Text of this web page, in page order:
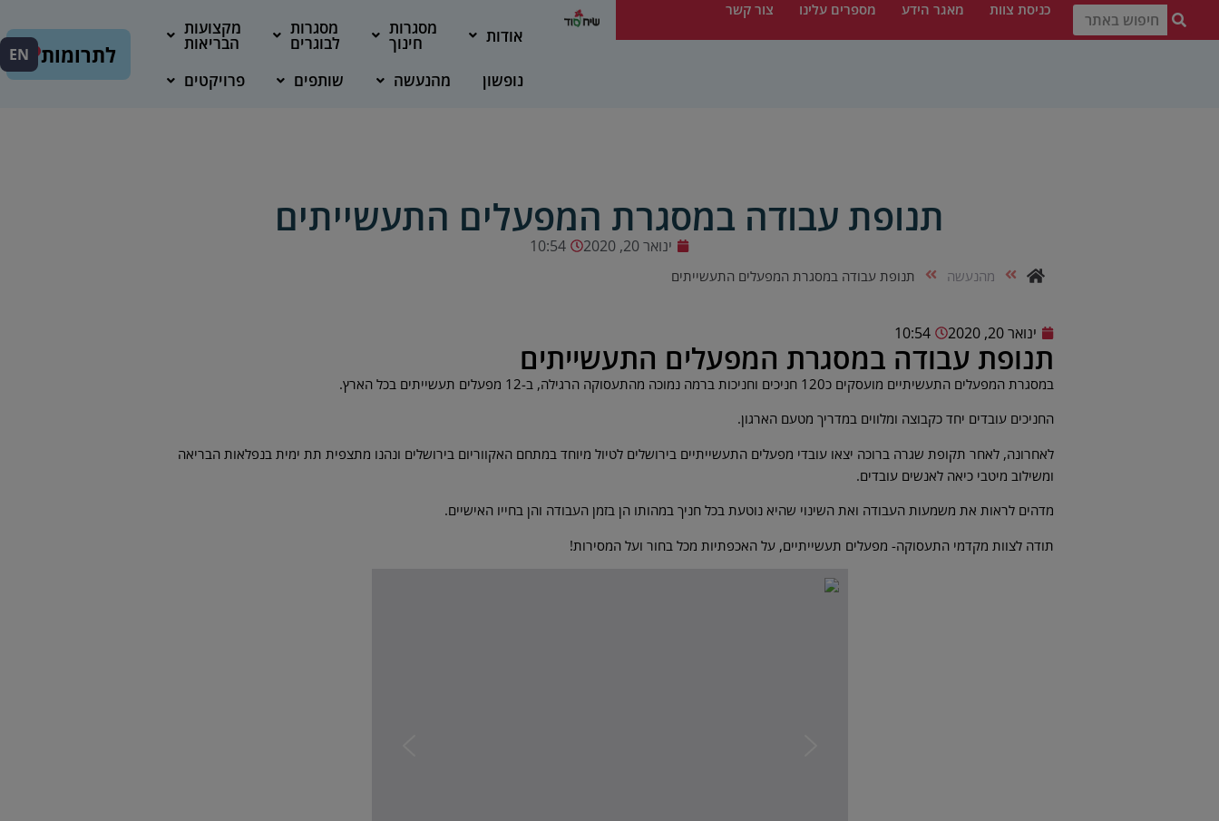
כניסת צוות מאגר הידע מספרים עלינו צור קשר
אודות מסגרות
חינוך
מסגרות
לבוגרים
מקצועות
הבריאות
נופשון
מהנעשה שותפים פרויקטים
לתרומות EN
תנופת עבודה במסגרת המפעלים התעשייתים
ינואר 20, 2020 10:54
מהנעשה תנופת עבודה במסגרת המפעלים התעשייתים
ינואר 20, 2020 10:54
תנופת עבודה במסגרת המפעלים התעשייתים
במסגרת המפעלים התעשיתיים מועסקים כ120 חניכים וחניכות ברמה נמוכה מהתעסוקה הרגילה, ב-12 מפעלים תעשייתים בכל הארץ.
החניכים עובדים יחד כקבוצה ומלווים במדריך מטעם הארגון.
לאחרונה, לאחר תקופת שגרה ברוכה יצאו עובדי מפעלים התעשייתיים בירושלים לטיול מיוחד במתחם האקווריום בירושלים ונהנו מתצפית תת ימית בנפלאות הבריאה
ומשילוב מיטבי כיאה לאנשים עובדים.
מדהים לראות את משמעות העבודה ואת השינוי שהיא נוטעת בכל חניך במהותו הן בזמן העבודה והן בחייו האישיים.
תודה לצוות מקדמי התעסוקה- מפעלים תעשייתיים, על האכפתיות מכל בחור ועל המסירות!